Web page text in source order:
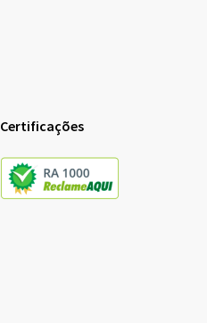
Certificações